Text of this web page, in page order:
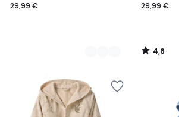
29,99 €
29,99 €
4,6
/